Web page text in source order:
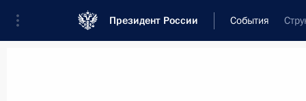
Президент России События